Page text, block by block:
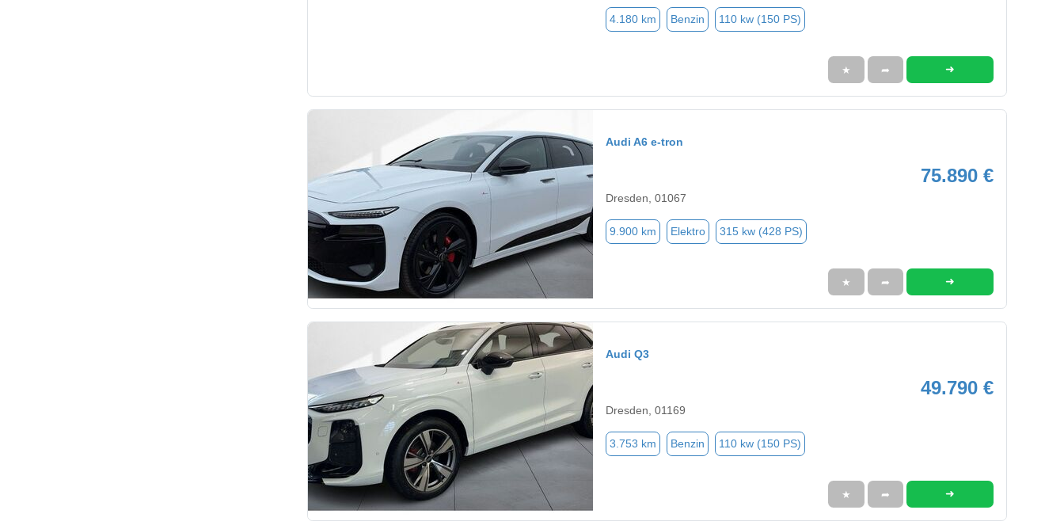
4.180 km Benzin 110 kw (150 PS)
★ ➦ ➜
Audi A6 e-tron
75.890 €
Dresden, 01067
9.900 km Elektro 315 kw (428 PS)
★ ➦ ➜
Audi Q3
49.790 €
Dresden, 01169
3.753 km Benzin 110 kw (150 PS)
★ ➦ ➜